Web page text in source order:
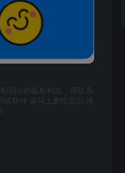
到你的版权利益，请联系
软件 请马上删除退出 涉